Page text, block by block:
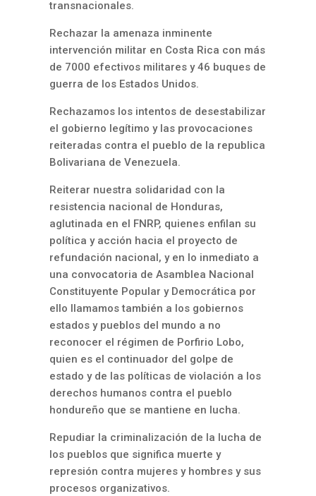
transnacionales.
Rechazar la amenaza inminente
intervención militar en Costa Rica con más
de 7000 efectivos militares y 46 buques de
guerra de los Estados Unidos.
Rechazamos los intentos de desestabilizar
el gobierno legítimo y las provocaciones
reiteradas contra el pueblo de la republica
Bolivariana de Venezuela.
Reiterar nuestra solidaridad con la
resistencia nacional de Honduras,
aglutinada en el FNRP, quienes enfilan su
política y acción hacia el proyecto de
refundación nacional, y en lo inmediato a
una convocatoria de Asamblea Nacional
Constituyente Popular y Democrática por
ello llamamos también a los gobiernos
estados y pueblos del mundo a no
reconocer el régimen de Porfirio Lobo,
quien es el continuador del golpe de
estado y de las políticas de violación a los
derechos humanos contra el pueblo
hondureño que se mantiene en lucha.
Repudiar la criminalización de la lucha de
los pueblos que significa muerte y
represión contra mujeres y hombres y sus
procesos organizativos.